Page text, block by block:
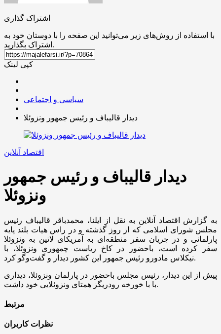
اشتراک گذاری
با استفاده از روش‌های زیر می‌توانید این صفحه را با دوستان خود به
اشتراک بگذارید.
کپی لینک
سیاسی و اجتماعی
دیدار قالیباف و رئیس جمهور ونزوئلا
اقتصاد آنلاین
دیدار قالیباف و رئیس جمهور
ونزوئلا
به گزارش اقتصاد آنلاین به نقل از ایلنا، محمدباقر قالیباف رئیس‌
مجلس شورای اسلامی که از روز گذشته و در راس هیات بلند پایه
پارلمانی و در جریان سفر منطقه‌ای به آمریکای لاتین به ونزوئلا
سفر کرده است، باحضور در کاخ ریاست چمهوری ونزوئلا، با
نیکلاس مادورو رئیس جمهور این کشور دیدار و گفت‌وگو کرد.
پیش از این دیدار، رئیس مجلس باحضور در پارلمان ونزوئلا، دیداری
با با خورخه رودریگز همتای ونزوئلایی خود داشت.
مرتبط
نظرات کاربران